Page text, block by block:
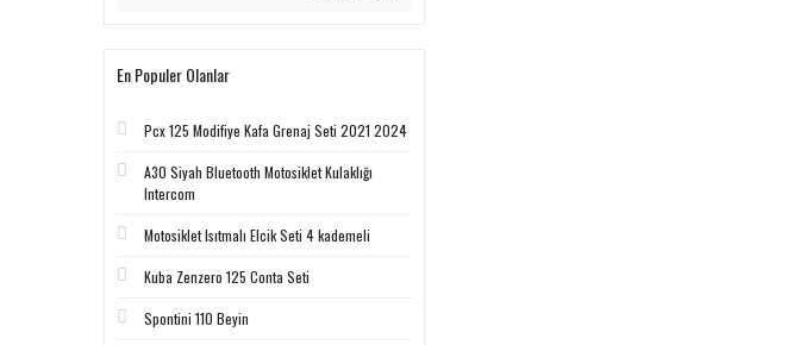
En Populer Olanlar
Pcx 125 Modifiye Kafa Grenaj Seti 2021 2024
A30 Siyah Bluetooth Motosiklet Kulaklığı
Intercom
Motosiklet Isıtmalı Elcik Seti 4 kademeli
Kuba Zenzero 125 Conta Seti
Spontini 110 Beyin